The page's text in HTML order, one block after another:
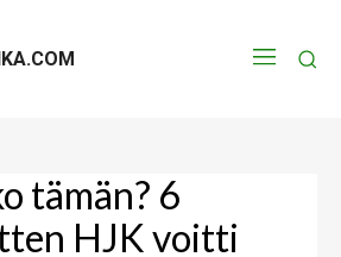
tämän? 6
HJK voitti